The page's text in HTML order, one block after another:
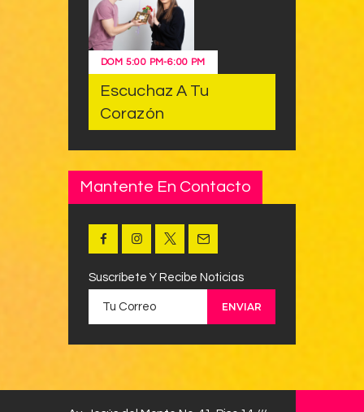
DOM 5:00 PM-6:00 PM
Escuchaz A Tu
Corazón
Mantente En Contacto
Suscríbete Y Recibe Noticias